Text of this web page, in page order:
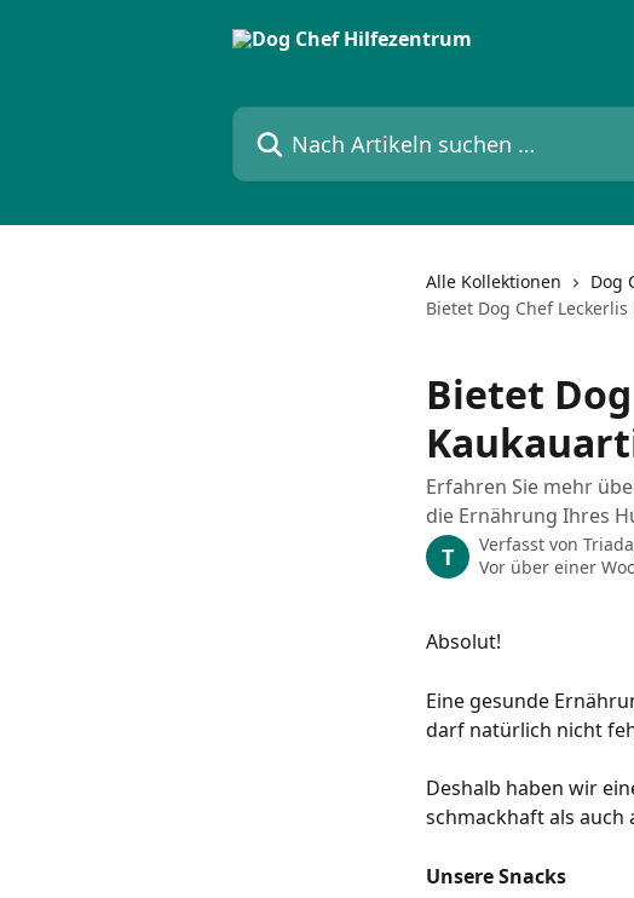
Nach Artikeln suchen …
Alle Kollektionen Dog
Bietet Dog Chef
Bietet
Erfahren Sie mehr
die Ernährung Ihres
T Verfasst von Triada
Vor über einer
Absolut!
Eine gesunde
darf natürlich nicht
Deshalb haben wir
schmackhaft als auch
Unsere Snacks